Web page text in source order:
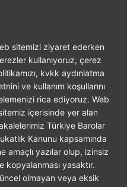
sitemizi ziyaret ederken
kullanıyoruz, çerez
kvkk aydınlatma
ve kullanım koşullarını
rica ediyoruz. Web
içerisinde yer alan
Türkiye Barolar
Kanunu kapsamında
amaçlı yazılar olup, izinsiz
kopyalanması yasaktır.
olmayan veya eksik